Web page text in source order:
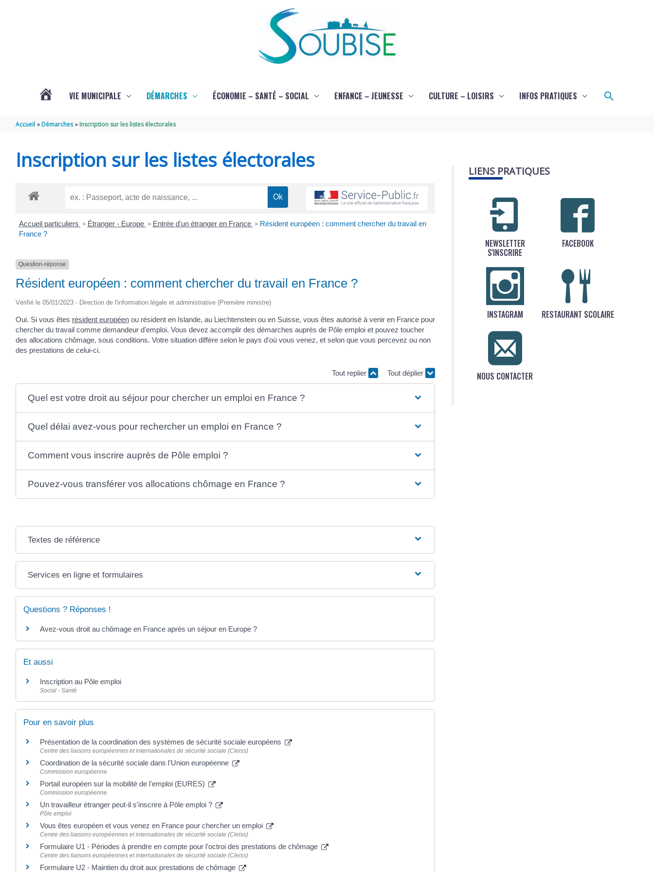
SOUBISE
VIE MUNICIPALE DÉMARCHES ÉCONOMIE – SANTÉ – SOCIAL ENFANCE – JEUNESSE CULTURE – LOISIRS INFOS PRATIQUES
Accueil Démarches Inscription sur les listes électorales
Inscription sur les listes électorales
Accueil particuliers > Étranger - Europe > Entrée d'un étranger en France > Résident européen : comment chercher du travail en
France ?
Question-réponse
Résident européen : comment chercher du travail en France ?
Vérifié le 05/01/2023 - Direction de l'information légale et administrative (Première ministre)
Oui. Si vous êtes résident européen ou résident en Islande, au Liechtenstein ou en Suisse, vous êtes autorisé à venir en France pour
chercher du travail comme demandeur d'emploi. Vous devez accomplir des démarches auprès de Pôle emploi et pouvez toucher
des allocations chômage, sous conditions. Votre situation diffère selon le pays d'où vous venez, et selon que vous percevez ou non
des prestations de celui-ci.
Tout replier Tout déplier
Quel est votre droit au séjour pour chercher un emploi en France ?
Quel délai avez-vous pour rechercher un emploi en France ?
Comment vous inscrire auprès de Pôle emploi ?
Pouvez-vous transférer vos allocations chômage en France ?
Textes de référence
Services en ligne et formulaires
Questions ? Réponses !
Avez-vous droit au chômage en France après un séjour en Europe ?
Et aussi
Inscription au Pôle emploi
Social - Santé
Pour en savoir plus
Présentation de la coordination des systèmes de sécurité sociale européens
Centre des liaisons européennes et internationales de sécurité sociale (Cleiss)
Coordination de la sécurité sociale dans l'Union européenne
Commission européenne
Portail européen sur la mobilité de l'emploi (EURES)
Commission européenne
Un travailleur étranger peut-il s'inscrire à Pôle emploi ?
Pôle emploi
Vous êtes européen et vous venez en France pour chercher un emploi
Centre des liaisons européennes et internationales de sécurité sociale (Cleiss)
Formulaire U1 - Périodes à prendre en compte pour l'octroi des prestations de chômage
Centre des liaisons européennes et internationales de sécurité sociale (Cleiss)
Formulaire U2 - Maintien du droit aux prestations de chômage
LIENS PRATIQUES
NEWSLETTER
S'INSCRIRE
FACEBOOK
INSTAGRAM RESTAURANT SCOLAIRE
NOUS CONTACTER